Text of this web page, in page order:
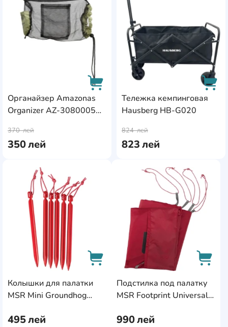
Органайзер Amazonas
Organizer AZ-3080005
350лей
370лей
Тележка кемпинговая
Hausberg HB-G020
823лей
824лей
Колышки для палатки
MSR Mini Groundhog
495лей
AddCardToFavourite
AddCardToCart
Подстилка под палатку
MSR Footprint Universal 1
990лей